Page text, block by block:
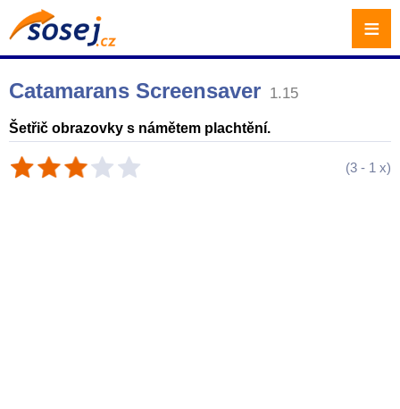
Catamarans Screensaver 1.15
Šetřič obrazovky s námětem plachtění.
(3 - 1 x)
≡